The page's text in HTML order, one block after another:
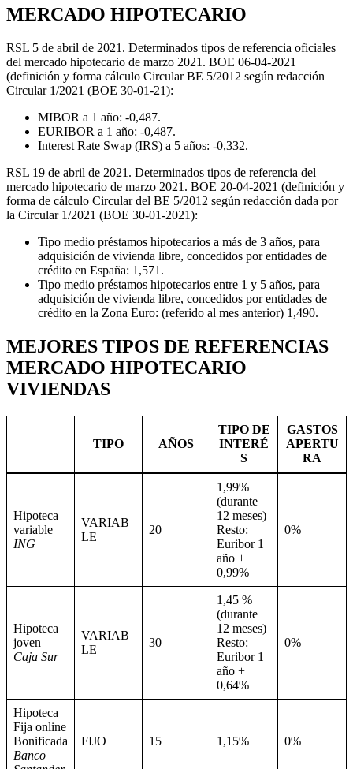
MERCADO HIPOTECARIO
RSL 5 de abril de 2021. Determinados tipos de referencia oficiales
del mercado hipotecario de marzo 2021. BOE 06-04-2021
(definición y forma cálculo Circular BE 5/2012 según redacción
Circular 1/2021 (BOE 30-01-21):
MIBOR a 1 año: -0,487.
EURIBOR a 1 año: -0,487.
Interest Rate Swap (IRS) a 5 años: -0,332.
RSL 19 de abril de 2021. Determinados tipos de referencia del
mercado hipotecario de marzo 2021. BOE 20-04-2021 (definición y
forma de cálculo Circular del BE 5/2012 según redacción dada por
la Circular 1/2021 (BOE 30-01-2021):
Tipo medio préstamos hipotecarios a más de 3 años, para
adquisición de vivienda libre, concedidos por entidades de
crédito en España: 1,571.
Tipo medio préstamos hipotecarios entre 1 y 5 años, para
adquisición de vivienda libre, concedidos por entidades de
crédito en la Zona Euro: (referido al mes anterior) 1,490.
MEJORES TIPOS DE REFERENCIAS
MERCADO HIPOTECARIO
VIVIENDAS
TIPO AÑOS
TIPO DE
INTERÉ
S
GASTOS
APERTU
RA
Hipoteca
variable
ING
VARIAB
LE
20
1,99%
(durante
12 meses)
Resto:
Euribor 1
año +
0,99%
0%
Hipoteca
joven
Caja Sur
VARIAB
LE
30
1,45 %
(durante
12 meses)
Resto:
Euribor 1
año +
0,64%
0%
Hipoteca
Fija online
Bonificada
Banco
FIJO 15 1,15% 0%